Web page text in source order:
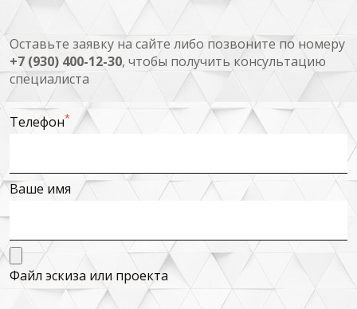
Оставьте заявку на сайте либо позвоните по номеру
+7 (930) 400-12-30, чтобы получить консультацию
специалиста
Телефон*
Ваше имя
Файл эскиза или проекта